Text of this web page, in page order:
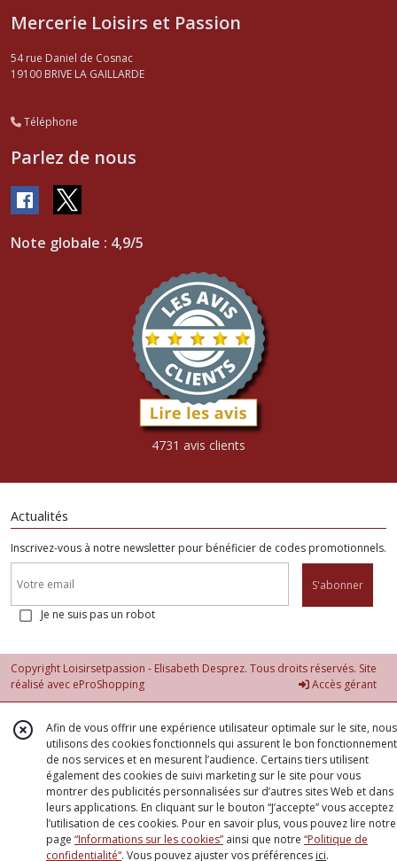
Mercerie Loisirs et Passion
54 rue Daniel de Cosnac
19100 BRIVE LA GAILLARDE
Téléphone
Parlez de nous
Note globale : 4,9/5
4731 avis clients
Actualités
Inscrivez-vous à notre newsletter pour bénéficier de codes promotionnels.
S'abonner
Je ne suis pas un robot
Copyright Loisirsetpassion - Elisabeth Desprez. Tous droits réservés. Site
réalisé avec eProShopping Accès gérant
Afin de vous offrir une expérience utilisateur optimale sur le site, nous
utilisons des cookies fonctionnels qui assurent le bon fonctionnement
de nos services et en mesurent l’audience. Certains tiers utilisent
également des cookies de suivi marketing sur le site pour vous
montrer des publicités personnalisées sur d’autres sites Web et dans
leurs applications. En cliquant sur le bouton “J’accepte” vous acceptez
l’utilisation de ces cookies. Pour en savoir plus, vous pouvez lire notre
page “Informations sur les cookies” ainsi que notre “Politique de
confidentialité“. Vous pouvez ajuster vos préférences ici.